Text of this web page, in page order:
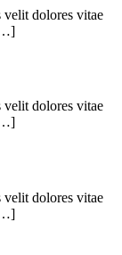
velit dolores vitae
velit dolores vitae
velit dolores vitae